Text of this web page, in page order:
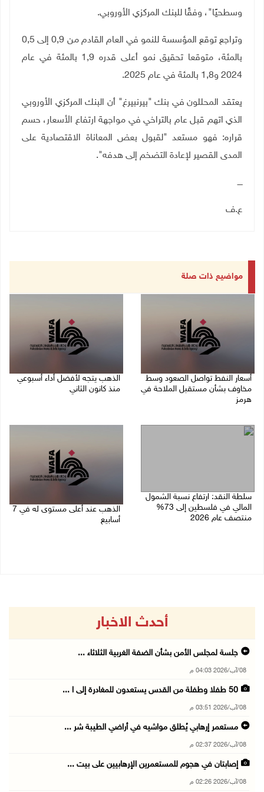
وسطحيًا"، وفقًا للبنك المركزي الأوروبي.
وتراجع توقع المؤسسة للنمو في العام القادم من 0,9 إلى 0,5
بالمئة، متوقعا تحقيق نمو أعلى قدره 1,9 بالمئة في عام
2024 و1,8 بالمئة في عام 2025
.
يعتقد المحللون في بنك "بيرنبيرغ" أن البنك المركزي الأوروبي
الذي اتهم قبل عام بالتراخي في مواجهة ارتفاع الأسعار، حسم
قراره: فهو مستعد "لقبول بعض المعاناة الاقتصادية على
المدى القصير لإعادة التضخم إلى هدفه".
ــــ
ع.ف
مواضيع ذات صلة
أسعار النفط تواصل الصعود وسط
مخاوف بشأن مستقبل الملاحة في
هرمز
الذهب يتجه لأفضل أداء أسبوعي
منذ كانون الثاني
سلطة النقد: ارتفاع نسبة الشمول
المالي في فلسطين إلى 73%
منتصف عام 2026
الذهب عند أعلى مستوى له في 7
أسابيع
أحدث الاخبار
جلسة لمجلس الأمن بشأن الضفة الغربية الثلاثاء ...
08/آب/2026 04:03 م
50 طفلا وطفلة من القدس يستعدون للمغادرة إلى ا ...
08/آب/2026 03:51 م
مستعمر إرهابي يُطلق مواشيه في أراضي الطيبة شر ...
08/آب/2026 02:37 م
إصابتان في هجوم للمستعمرين الإرهابيين على بيت ...
08/آب/2026 02:26 م